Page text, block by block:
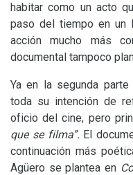
habitar como un acto
paso del tiempo en un
acción mucho más
documental tampoco
Ya en la segunda
toda su intención de
oficio del cine, pero
que se filma”. El
continuación más
Agüero se plantea en